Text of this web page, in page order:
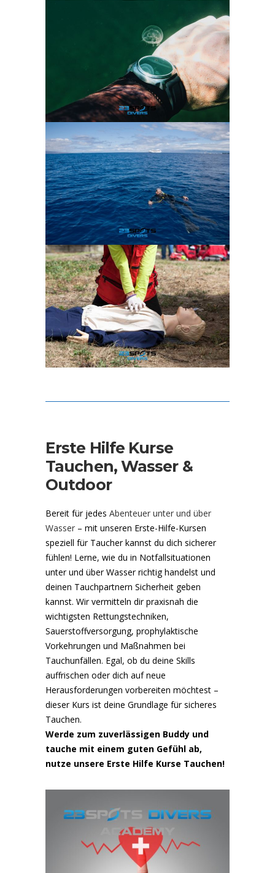
Erste Hilfe Kurse
Tauchen, Wasser &
Outdoor
Bereit für jedes Abenteuer unter und über
Wasser – mit unseren Erste-Hilfe-Kursen
speziell für Taucher kannst du dich sicherer
fühlen! Lerne, wie du in Notfallsituationen
unter und über Wasser richtig handelst und
deinen Tauchpartnern Sicherheit geben
kannst. Wir vermitteln dir praxisnah die
wichtigsten Rettungstechniken,
Sauerstoffversorgung, prophylaktische
Vorkehrungen und Maßnahmen bei
Tauchunfällen. Egal, ob du deine Skills
auffrischen oder dich auf neue
Herausforderungen vorbereiten möchtest –
dieser Kurs ist deine Grundlage für sicheres
Tauchen.
Werde zum zuverlässigen Buddy und
tauche mit einem guten Gefühl ab,
nutze unsere Erste Hilfe Kurse Tauchen!